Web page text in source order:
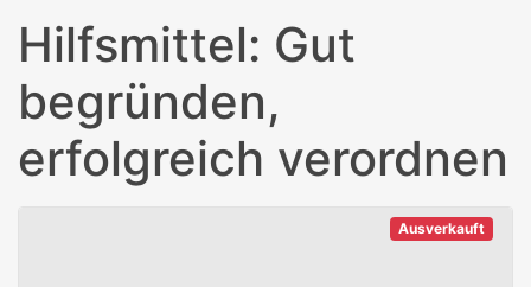
Hilfsmittel: Gut
begründen,
erfolgreich verordnen
Ausverkauft